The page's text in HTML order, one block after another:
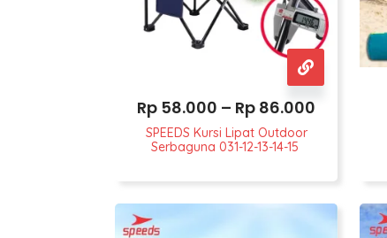
Rp 58.000 – Rp 86.000
SPEEDS Kursi Lipat Outdoor
Serbaguna 031-12-13-14-15